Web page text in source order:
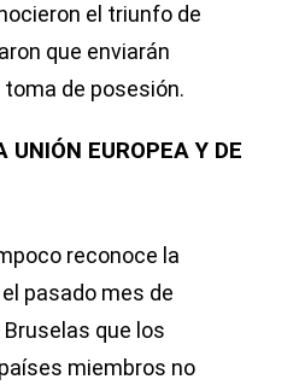
el triunfo de
que enviarán
de posesión.
UNIÓN EUROPEA Y DE
reconoce la
pasado mes de
que los
miembros no